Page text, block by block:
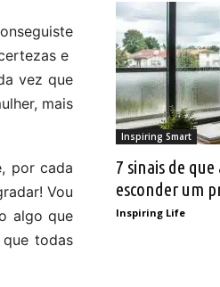
e
vez que
mais
por cada
Vou
algo que
todas
Inspiring Smart
7 sinais de que
esconder um
Inspiring Life